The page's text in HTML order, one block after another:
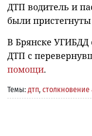
ДТП водитель и
были
В Брянске УГИБДД
ДТП с
помощи.
Темы: дтп,